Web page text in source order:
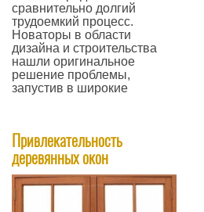
сравнительно долгий
трудоемкий процесс.
Новаторы в области
дизайна и строительства
нашли оригинальное
решение проблемы,
запустив в широкие
Привлекательность
деревянных окон